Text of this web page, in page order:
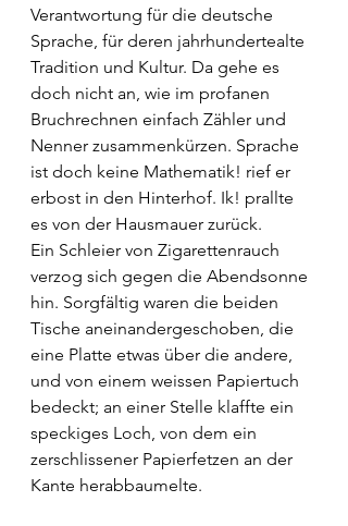
Verantwortung für die deutsche
Sprache, für deren jahrhundertealte
Tradition und Kultur. Da gehe es
doch nicht an, wie im profanen
Bruchrechnen einfach Zähler und
Nenner zusammenkürzen. Sprache
ist doch keine Mathematik! rief er
erbost in den Hinterhof. Ik! prallte
es von der Hausmauer zurück.
Ein Schleier von Zigarettenrauch
verzog sich gegen die Abendsonne
hin. Sorgfältig waren die beiden
Tische aneinandergeschoben, die
eine Platte etwas über die andere,
und von einem weissen Papiertuch
bedeckt; an einer Stelle klaffte ein
speckiges Loch, von dem ein
zerschlissener Papierfetzen an der
Kante herabbaumelte.